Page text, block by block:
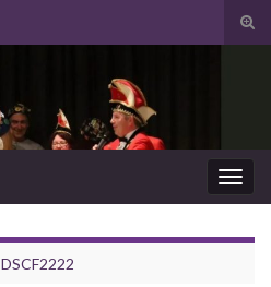
DSCF2222